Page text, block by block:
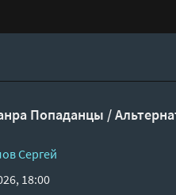
Попаданцы /
Сергей
18:00